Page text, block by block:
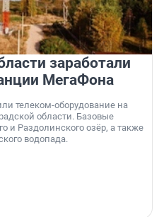
заработали
МегаФона
телеком-оборудование на
области. Базовые
и Раздолинского озёр, а также
водопада.